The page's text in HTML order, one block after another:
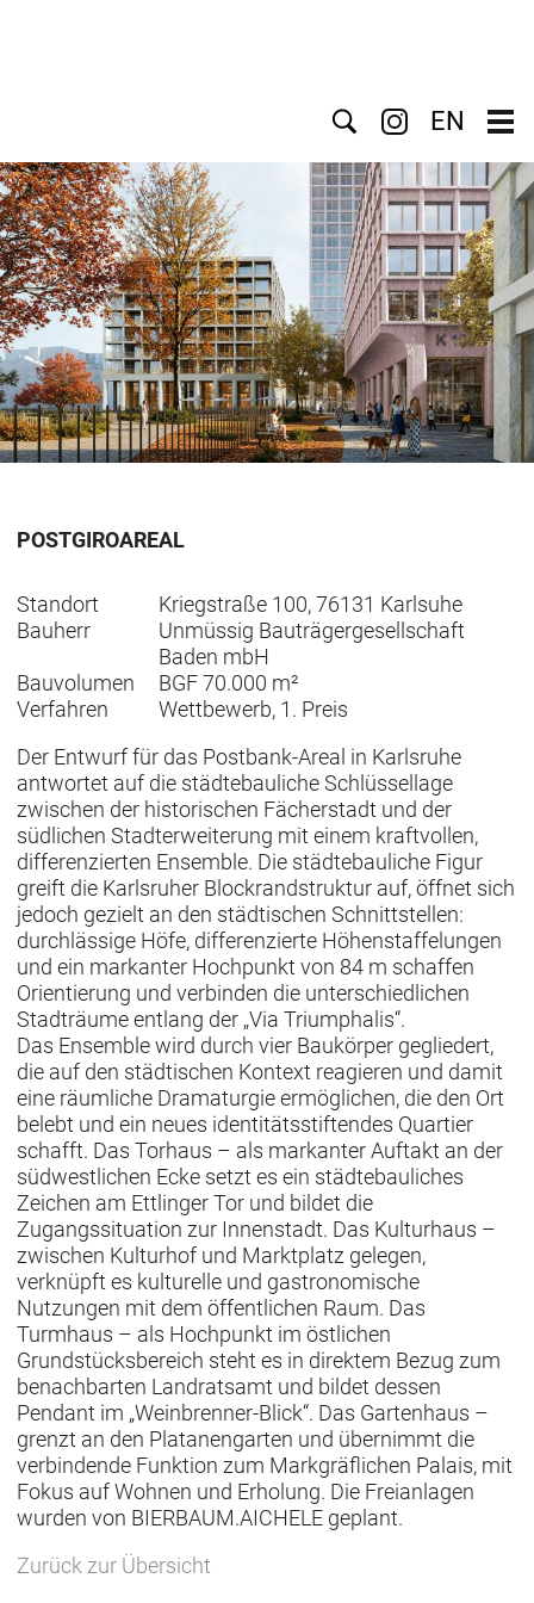
Suche EN
POSTGIROAREAL
Standort
Kriegstraße 100, 76131 Karlsuhe
Bauherr
Unmüssig Bauträgergesellschaft
Baden mbH
Bauvolumen
BGF 70.000 m²
Verfahren
Wettbewerb, 1. Preis
Der Entwurf für das Postbank-Areal in Karlsruhe
antwortet auf die städtebauliche Schlüssellage
zwischen der historischen Fächerstadt und der
südlichen Stadterweiterung mit einem kraftvollen,
differenzierten Ensemble. Die städtebauliche Figur
greift die Karlsruher Blockrandstruktur auf, öffnet sich
jedoch gezielt an den städtischen Schnittstellen:
durchlässige Höfe, differenzierte Höhenstaffelungen
und ein markanter Hochpunkt von 84 m schaffen
Orientierung und verbinden die unterschiedlichen
Stadträume entlang der „Via Triumphalis“.
Das Ensemble wird durch vier Baukörper gegliedert,
die auf den städtischen Kontext reagieren und damit
eine räumliche Dramaturgie ermöglichen, die den Ort
belebt und ein neues identitätsstiftendes Quartier
schafft. Das Torhaus – als markanter Auftakt an der
südwestlichen Ecke setzt es ein städtebauliches
Zeichen am Ettlinger Tor und bildet die
Zugangssituation zur Innenstadt. Das Kulturhaus –
zwischen Kulturhof und Marktplatz gelegen,
verknüpft es kulturelle und gastronomische
Nutzungen mit dem öffentlichen Raum. Das
Turmhaus – als Hochpunkt im östlichen
Grundstücksbereich steht es in direktem Bezug zum
benachbarten Landratsamt und bildet dessen
Pendant im „Weinbrenner-Blick“. Das Gartenhaus –
grenzt an den Platanengarten und übernimmt die
verbindende Funktion zum Markgräflichen Palais, mit
Fokus auf Wohnen und Erholung. Die Freianlagen
wurden von BIERBAUM.AICHELE geplant.
Zurück zur Übersicht